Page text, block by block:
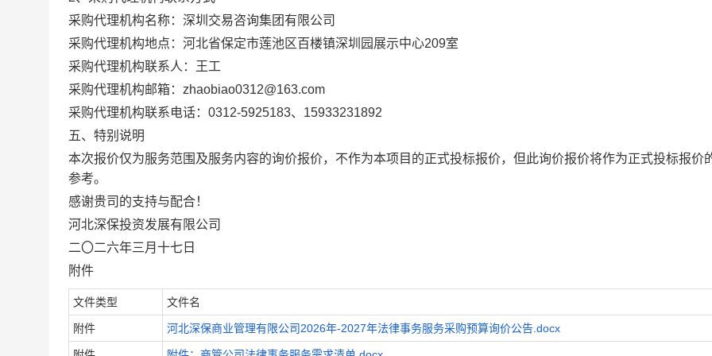
采购代理机构名称：深圳交易咨询集团有限公司
采购代理机构地点：河北省保定市莲池区百楼镇深圳园展示中心209室
采购代理机构联系人：王工
采购代理机构邮箱： zhaobiao0312@163.com
采购代理机构联系电话： 0312-5925183、15933231892
五、特别说明
本次报价仅为服务范围及服务内容的询价报价，不作为本项目的正式投标报价，但此询价报价将作为正式投标报价
参考。
感谢贵司的支持与配合！
河北深保投资发展有限公司
二〇二六年三 月 十七 日
附件
文件类型 文件名
附件 河北深保商业管理有限公司2026年-2027年法律事务服务采购预算询价公告.docx